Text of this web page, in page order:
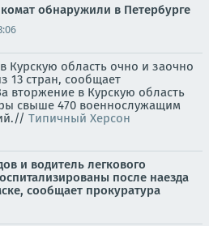
обнаружили в Петербурге
Курскую область очно и заочно
13 стран, сообщает
вторжение в Курскую область
свыше 470 военнослужащим
Типичный Херсон
и водитель легкового
после наезда
сообщает прокуратура